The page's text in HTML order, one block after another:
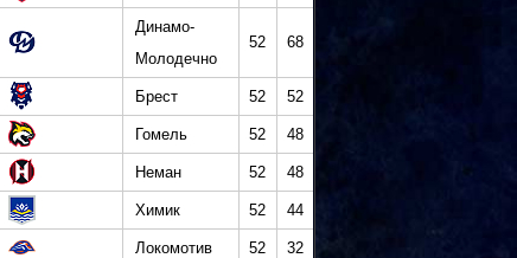
Динамо-
Молодечно
52 68
Брест 52 52
Гомель 52 48
Неман 52 48
Химик 52 44
Локомотив 52 32